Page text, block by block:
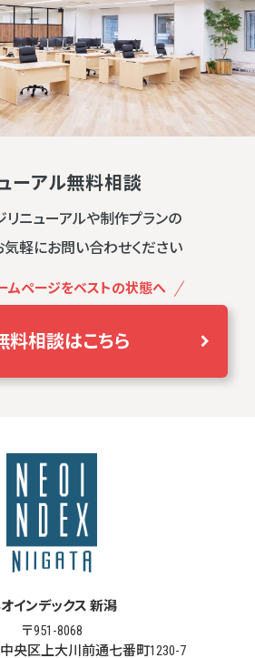
ーアル無料相談
リニューアルや制作プランの
軽にお問い合わせください
ムページをベストの状態へ
料相談はこちら
インデックス 新潟
〒951-8068
央区上大川前通七番町1230-7